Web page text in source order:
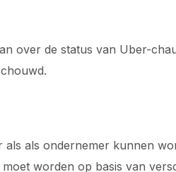
over de status van Uber-
als ondernemer kunnen
worden op basis van